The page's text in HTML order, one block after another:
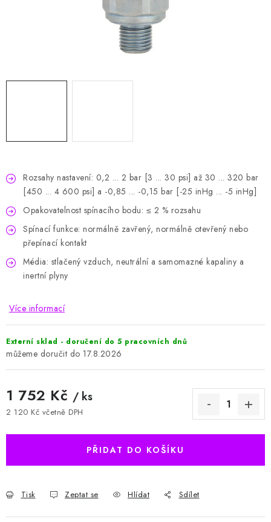
O nás
Podmínky ochrany osobních údajů
Rozsahy nastavení: 0,2 ... 2 bar [3 ... 30 psi] až 30 ... 320 bar
[450 ... 4 600 psi] a -0,85 ... -0,15 bar [-25 inHg ... -5 inHg]
Opakovatelnost spínacího bodu: ≤ 2 % rozsahu
Spínací funkce: normálně zavřený, normálně otevřený nebo
přepínací kontakt
Média: stlačený vzduch, neutrální a samomazné kapaliny a
inertní plyny
Více informací
Externí sklad - doručení do 5 pracovních dnů
17.8.2026
1 752 Kč / ks
2 120 Kč včetně DPH
PŘIDAT DO KOŠÍKU
Tisk Zeptat se Hlídat Sdílet